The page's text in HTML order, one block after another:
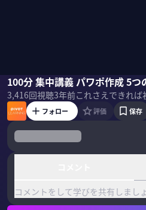
100分 集中講義 パワポ作成 5
3,416回視聴3年前
豊間根青地国山ハセン
フォロー 評価 保存
コメントをして学びを共有しまし